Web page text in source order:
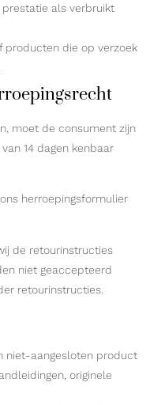
als verbruikt
producten die op verzoek
moet de consument zijn
14 dagen kenbaar
herroepingsformulier
de retourinstructies
niet geaccepteerd
retourinstructies.
niet-aangesloten product
originele